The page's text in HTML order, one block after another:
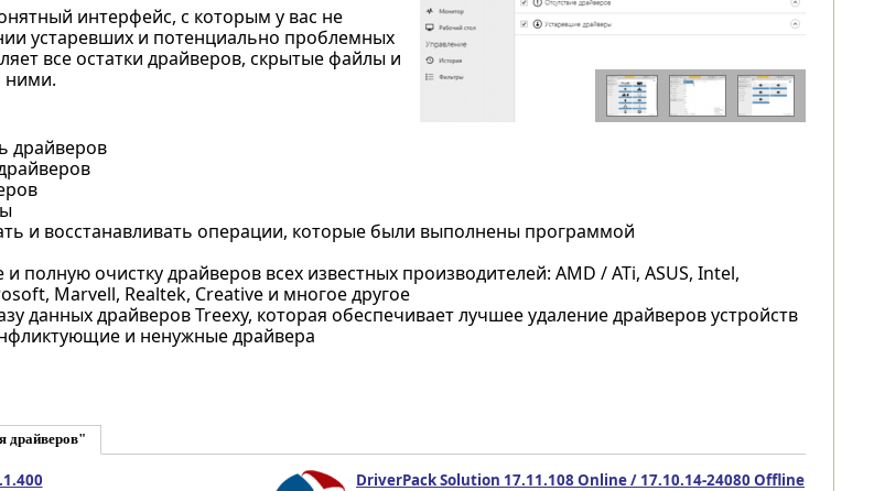
интерфейс, с которым у вас не
устаревших и потенциально проблемных
все остатки драйверов, скрытые файлы и
ними.
драйверов
и восстанавливать операции, которые были выполнены программой
полную очистку драйверов всех известных производителей: AMD / ATi, ASUS, Intel,
Marvell, Realtek, Creative и многое другое
данных драйверов Treexy, которая обеспечивает лучшее удаление драйверов устройств
и ненужные драйвера
драйверов"
DriverPack Solution 17.11.108 Online / 17.10.14-24080 Offline